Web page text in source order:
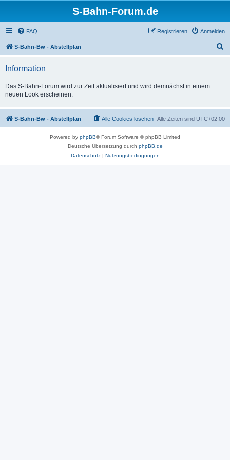
S-Bahn-Forum.de
FAQ Anmelden
Registrieren
S-Bahn-Bw - Abstellplan
Information
Das S-Bahn-Forum wird zur Zeit aktualisiert und wird demnächst in einem
neuen Look erscheinen.
S-Bahn-Bw - Abstellplan Alle Zeiten sind UTC+02:00
Alle Cookies löschen
Powered by phpBB® Forum Software © phpBB Limited
Deutsche Übersetzung durch phpBB.de
Datenschutz| Nutzungsbedingungen